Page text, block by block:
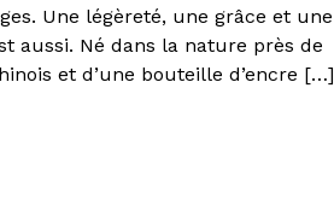
Une légèreté, une grâce et une
aussi. Né dans la nature près de
et d’une bouteille d’encre […]